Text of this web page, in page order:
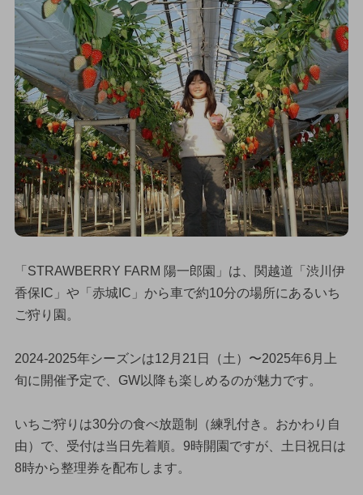
「STRAWBERRY FARM 陽一郎園」は、関越道「渋川伊
香保IC」や「赤城IC」から車で約10分の場所にあるいち
ご狩り園。
2024-2025年シーズンは12月21日（土）〜2025年6月上
旬に開催予定で、GW以降も楽しめるのが魅力です。
いちご狩りは30分の食べ放題制（練乳付き。おかわり自
由）で、受付は当日先着順。9時開園ですが、土日祝日は
8時から整理券を配布します。